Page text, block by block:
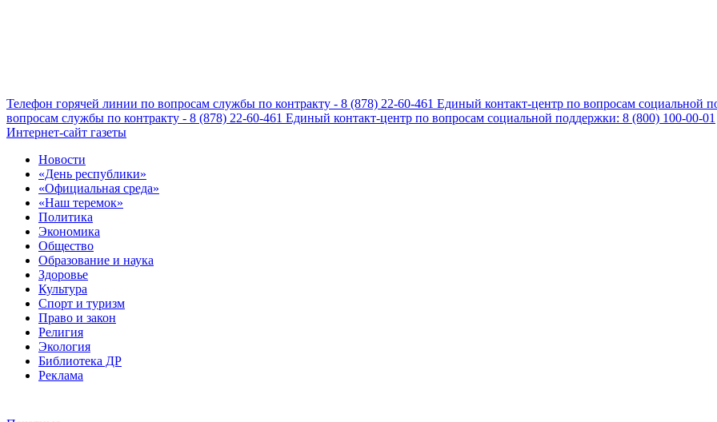
Телефон горячей линии по вопросам службы по контракту - 8 (878) 22-60-461 Единый контакт-центр по вопросам социальной
вопросам службы по контракту - 8 (878) 22-60-461 Единый контакт-центр по вопросам социальной поддержки: 8 (800) 100-00-01
Интернет-сайт газеты
Новости
«День республики»
«Официальная среда»
«Наш теремок»
Политика
Экономика
Общество
Образование и наука
Здоровье
Культура
Спорт и туризм
Право и закон
Религия
Экология
Библиотека ДР
Реклама